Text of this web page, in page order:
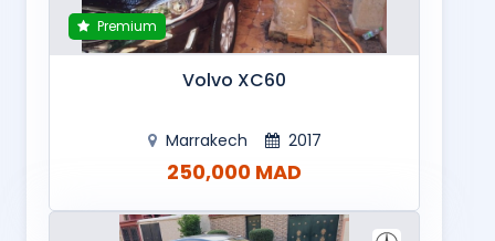
Premium
Volvo XC60
Marrakech 2017
250,000 MAD